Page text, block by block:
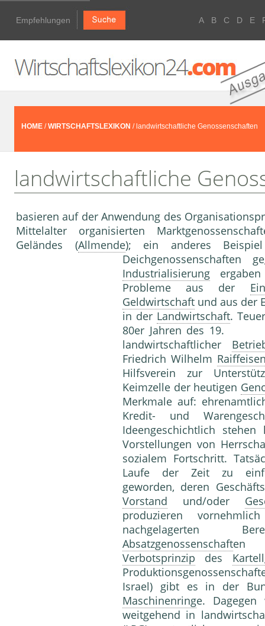
Empfehlungen A B C D E
HOME /WIRTSCHAFTSLEXIKON / landwirtschaftliche Genossenschaften
landwirtschaftliche
basieren auf der Anwendung des
Mittelalter organisierten
Geländes (Allmende); ein anderes
Deichgenossenschaften
Industrialisierung
Probleme aus der
Geldwirtschaft und aus der
in der Landwirtschaft.
80er Jahren des 19.
landwirtschaftlicher
Friedrich Wilhelm
Hilfsverein zur
Keimzelle der heutigen
Merkmale auf:
Kredit- und
Ideengeschichtlich
Vorstellungen von
sozialem Fortschritt.
Laufe der Zeit zu
geworden, deren
Vorstand und/oder
produzieren
Absatzgenossenschaften
Verbotsprinzip des
Israel) gibt es in der
Maschinenringe.
weitgehend in